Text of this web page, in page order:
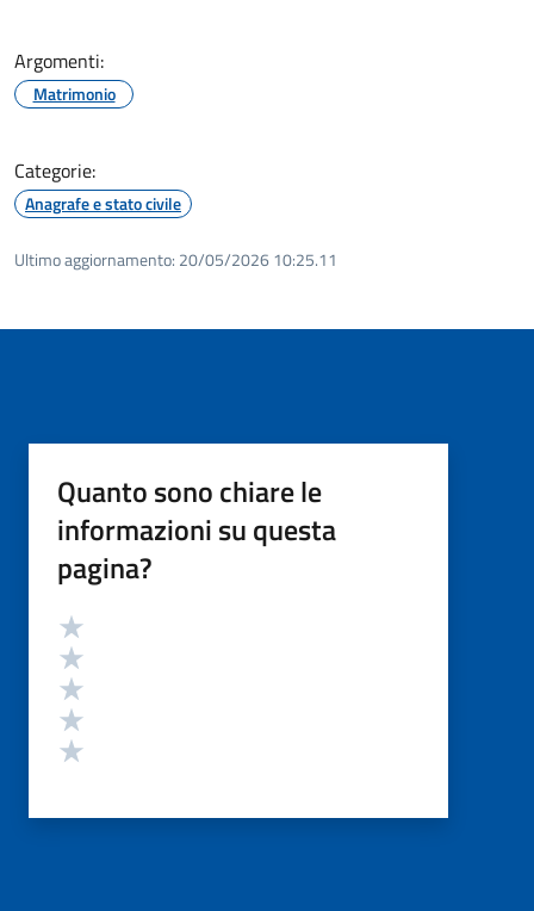
Argomenti:
Matrimonio
Categorie:
Anagrafe e stato civile
Ultimo aggiornamento: 20/05/2026 10:25.11
Quanto sono chiare le
informazioni su questa
pagina?
Valutazione